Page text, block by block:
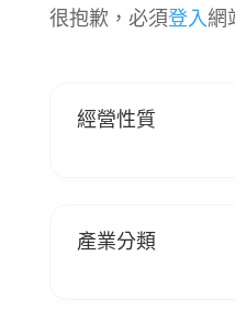
很抱歉，必須登入 網
經營性質
產業分類